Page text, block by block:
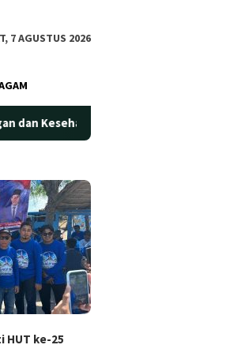
7 AGUSTUS 2026
Jadi Prioritas
HUT ke-25